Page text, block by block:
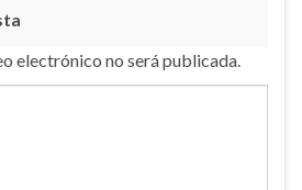
electrónico no será publicada.